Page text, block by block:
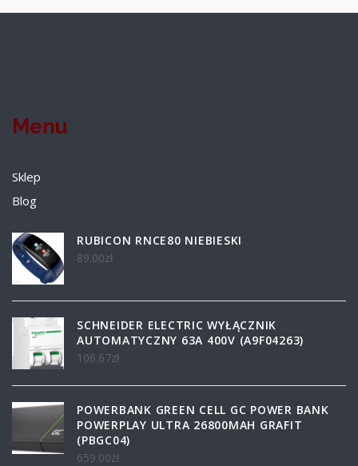
Menu
Sklep
Blog
RUBICON RNCE80 NIEBIESKI
89.00zł
SCHNEIDER ELECTRIC WYŁĄCZNIK
AUTOMATYCZNY 63A 400V (A9F04263)
106.67zł
POWERBANK GREEN CELL GC POWER BANK
POWERPLAY ULTRA 26800MAH GRAFIT
(PBGC04)
659.00zł